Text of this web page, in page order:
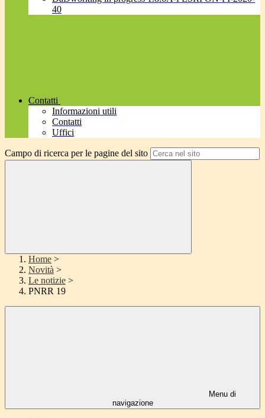
40
Contatti
Informazioni utili
Contatti
Uffici
Campo di ricerca per le pagine del sito
Home >
Novità >
Le notizie >
PNRR 19
Menu di
navigazione